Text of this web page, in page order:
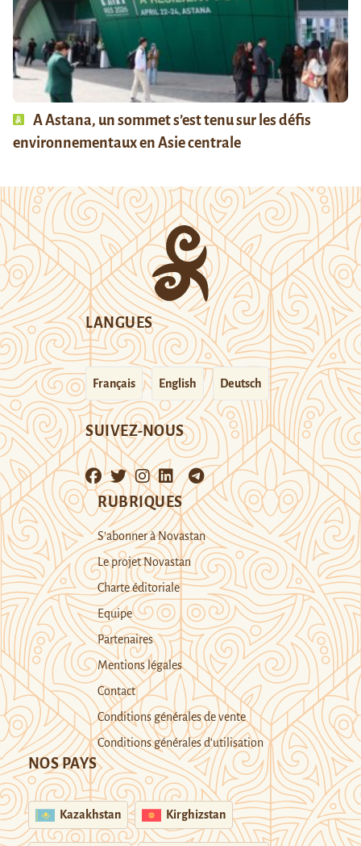
A Astana, un sommet s’est tenu sur les défis
environnementaux en Asie centrale
LANGUES
Français English Deutsch
SUIVEZ-NOUS
RUBRIQUES
S’abonner à Novastan
Le projet Novastan
Charte éditoriale
Equipe
Partenaires
Mentions légales
Contact
Conditions générales de vente
Conditions générales d’utilisation
NOS PAYS
Kazakhstan Kirghizstan